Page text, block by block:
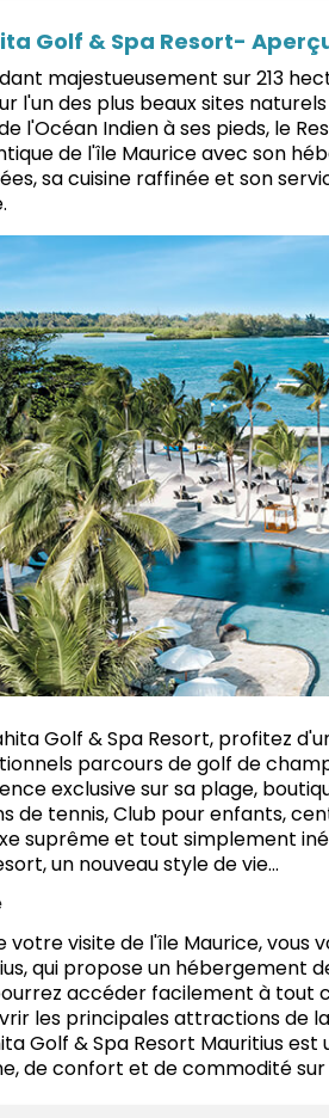
Golf & Spa Resort-
majestueusement sur 213
l'un des plus beaux sites
l'Océan Indien à ses pieds, le
de l'île Maurice avec son
sa cuisine raffinée et son
Golf & Spa Resort, profitez
parcours de golf de
exclusive sur sa plage,
de tennis, Club pour enfants,
suprême et tout simplement
un nouveau style de vie...
votre visite de l'île Maurice, vous
qui propose un hébergement
accéder facilement à tout
les principales attractions de
Golf & Spa Resort Mauritius
de confort et de commodité sur